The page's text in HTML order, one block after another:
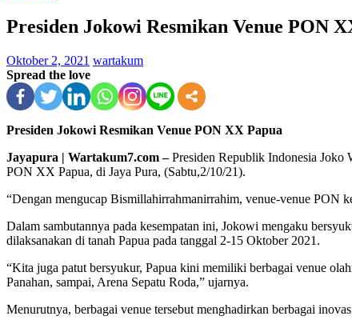
Presiden Jokowi Resmikan Venue PON
Oktober 2, 2021 wartakum
Spread the love
Presiden Jokowi Resmikan Venue PON XX Papua
Jayapura | Wartakum7.com –Presiden Republik Indonesia Joko
PON XX Papua, di Jaya Pura, (Sabtu,2/10/21).
“Dengan mengucap Bismillahirrahmanirrahim, venue-venue PON
Dalam sambutannya pada kesempatan ini, Jokowi mengaku
dilaksanakan di tanah Papua pada tanggal 2-15 Oktober 2021.
“Kita juga patut bersyukur, Papua kini memiliki berbagai venue
Panahan, sampai, Arena Sepatu Roda,” ujarnya.
Menurutnya, berbagai venue tersebut menghadirkan berbagai